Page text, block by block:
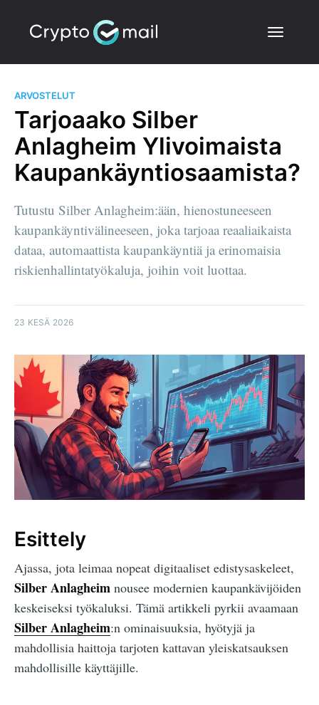
ARVOSTELUT
Tarjoaako Silber
Anlagheim Ylivoimaista
Kaupankäyntiosaamista?
Tutustu Silber Anlagheim:ään, hienostuneeseen
kaupankäyntivälineeseen, joka tarjoaa reaaliaikaista
dataa, automaattista kaupankäyntiä ja erinomaisia
riskienhallintatyökaluja, joihin voit luottaa.
23 KESÄ 2026
Esittely
Ajassa, jota leimaa nopeat digitaaliset edistysaskeleet,
Silber Anlagheim nousee modernien kaupankävijöiden
keskeiseksi työkaluksi. Tämä artikkeli pyrkii avaamaan
Silber Anlagheim:n ominaisuuksia, hyötyjä ja
mahdollisia haittoja tarjoten kattavan yleiskatsauksen
mahdollisille käyttäjille.